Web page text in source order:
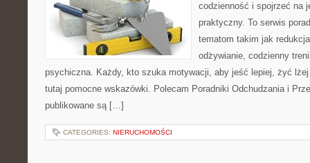
codzienność i spojrzeć na
praktyczny. To serwis
tematom takim jak
odżywianie, codzienny
psychiczna. Każdy, kto szuka motywacji, aby jeść lepiej, żyć
tutaj pomocne wskazówki. Polecam Poradniki Odchudzania i
publikowane są […]
CATEGORIES: NIERUCHOMOŚCI